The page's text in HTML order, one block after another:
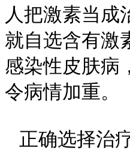
人把激素当成
就自选含有激
感染性皮肤病
令病情加重。
正确选择治